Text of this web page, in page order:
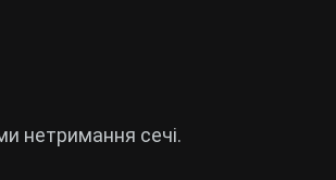
нетримання сечі.